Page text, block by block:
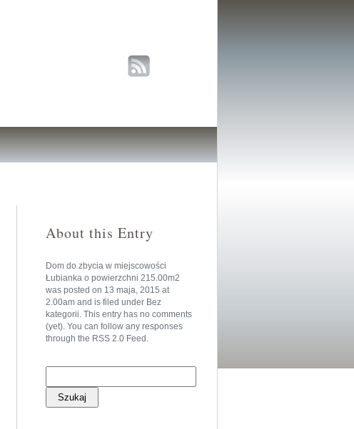
About this Entry
Dom do zbycia w miejscowości
Łubianka o powierzchni 215.00m2
was posted on 13 maja, 2015 at
2.00am and is filed under Bez
kategorii. This entry has no comments
(yet). You can follow any responses
through the RSS 2.0 Feed .